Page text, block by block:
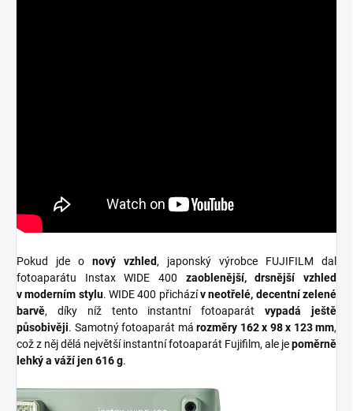
Pokud jde o nový vzhled, japonský výrobce FUJIFILM dal
fotoaparátu Instax WIDE 400 zaoblenější, drsnější vzhled
v moderním stylu. WIDE 400 přicházív neotřelé, decentní zelené
barvě, díky níž tento instantní fotoaparátvypadá ještě
působivěji. Samotný fotoaparát má rozměry 162 x 98 x 123 mm,
což z něj dělá největší instantní fotoaparát Fujifilm, ale jepoměrně
lehký a váží jen 616 g.